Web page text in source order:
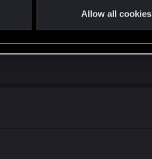
Allow all cookies